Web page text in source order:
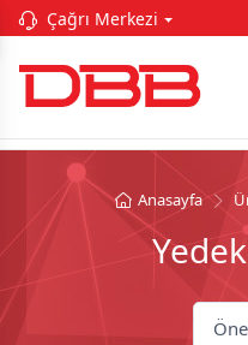
Çağrı Merkezi
Anasayfa